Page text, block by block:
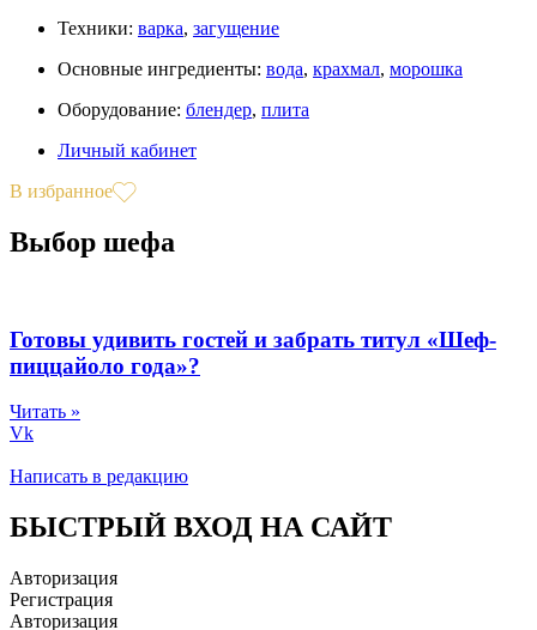
Техники: варка, загущение
Основные ингредиенты: вода, крахмал, морошка
Оборудование: блендер, плита
Личный кабинет
В избранное
Выбор шефа
Готовы удивить гостей и забрать титул «Шеф-
пиццайоло года»?
Читать »
Vk
Написать в редакцию
БЫСТРЫЙ ВХОД НА САЙТ
Авторизация
Регистрация
Авторизация